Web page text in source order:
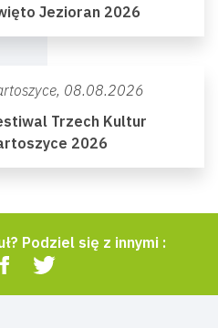
Jezioran 2026
08.08.2026
Trzech Kultur
2026
Podziel się z innymi :